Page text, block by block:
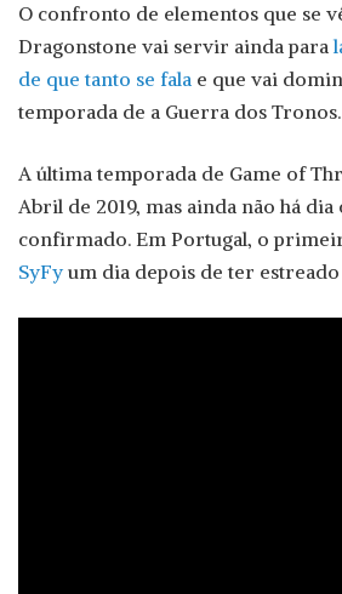
O confronto de elementos que se
Dragonstone vai servir ainda para
de que tanto se fala e que vai
temporada de a Guerra dos Tronos.
A última temporada de Game of
Abril de 2019, mas ainda não há
confirmado. Em Portugal, o
SyFy um dia depois de ter estreado